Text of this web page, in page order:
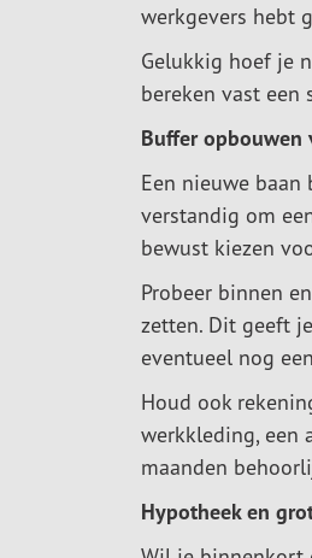
werkgevers hebt
Gelukkig hoef je
bereken vast
Buffer opbouwen
Een nieuwe baan
verstandig om
bewust kiezen
Probeer binnen
zetten. Dit geeft
eventueel nog
Houd ook
werkkleding, een
maanden
Hypotheek en